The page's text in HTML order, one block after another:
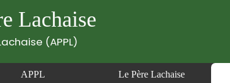
Lachaise
(APPL)
APPL Le Père Lachaise